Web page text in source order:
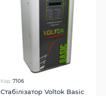
Код: 7106
Стабілізатор Voltok Basic